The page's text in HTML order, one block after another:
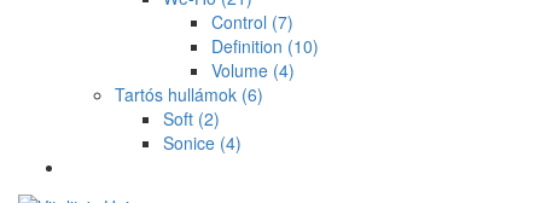
Control (7)
Definition (10)
Volume (4)
Tartós hullámok (6)
Soft (2)
Sonice (4)